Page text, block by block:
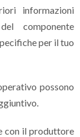
informazioni
componente
per il tuo
possono
con il produttore